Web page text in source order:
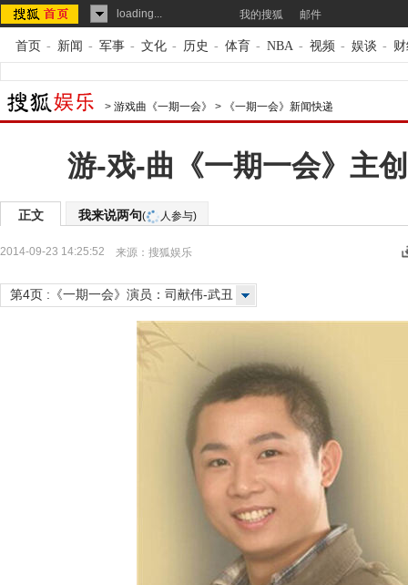
loading... 我的搜狐 邮件
首页 - 新闻 - 军事 - 文化 - 历史 - 体育 - NBA - 视频 - 娱谈 -
> 游戏曲《一期一会》 > 《一期一会》新闻快递
游-戏-曲《一期一会》主
正文 我来说两句( 人参与)
2014-09-23 14:25:52 来源： 搜狐娱乐
第4页 :《一期一会》演员：司献伟-武丑